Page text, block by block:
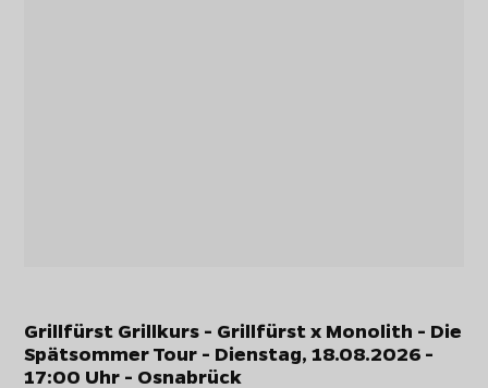
Grillfürst Grillkurs - Grillfürst x Monolith - Die
Spätsommer Tour - Dienstag, 18.08.2026 -
17:00 Uhr - Osnabrück